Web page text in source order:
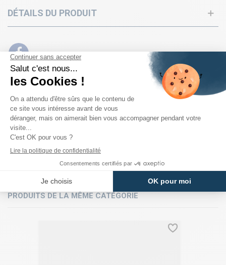
DÉTAILS DU PRODUIT
PRODUITS DE LA MÊME CATÉGORIE